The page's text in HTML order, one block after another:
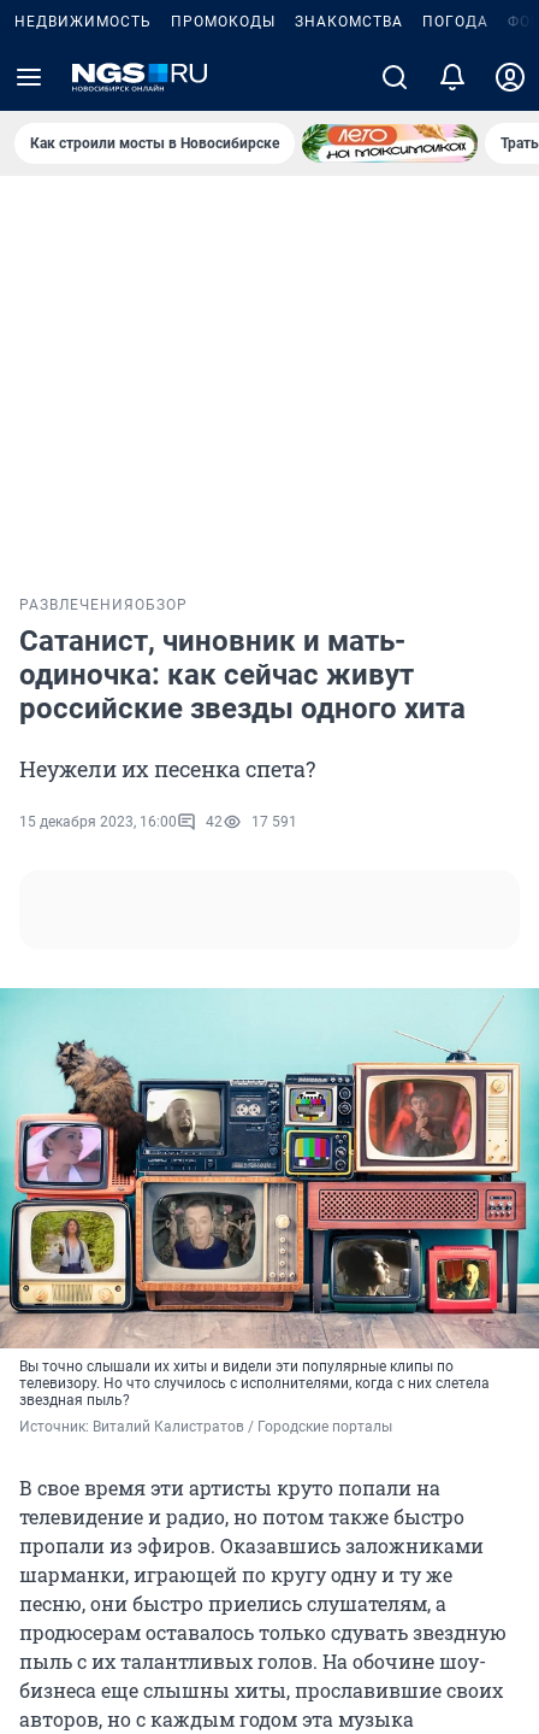
НЕДВИЖИМОСТЬ ПРОМОКОДЫ ЗНАКОМСТВА ПОГОДА
Как строили мосты в Новосибирске
РАЗВЛЕЧЕНИЯ ОБЗОР
Сатанист, чиновник и мать-
одиночка: как сейчас живут
российские звезды одного хита
Неужели их песенка спета?
15 декабря 2023, 16:00 42 17 591
Вы точно слышали их хиты и видели эти популярные клипы по
телевизору. Но что случилось с исполнителями, когда с них слетела
звездная пыль?
Источник: Виталий Калистратов / Городские порталы
В свое время эти артисты круто попали на
телевидение и радио, но потом также быстро
пропали из эфиров. Оказавшись заложниками
шарманки, играющей по кругу одну и ту же
песню, они быстро приелись слушателям, а
продюсерам оставалось только сдувать звездную
пыль с их талантливых голов. На обочине шоу-
бизнеса еще слышны хиты, прославившие своих
авторов, но с каждым годом эта музыка